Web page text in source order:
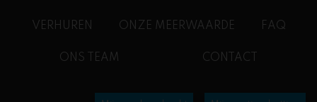
VERHUREN ONZE MEERWAARDE FAQ
ONS TEAM CONTACT